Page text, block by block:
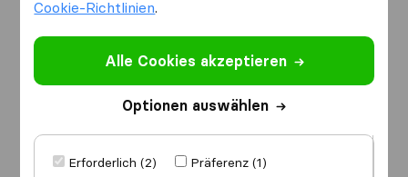
Cookie-Richtlinien.
Alle Cookies akzeptieren
Optionen auswählen
Erforderlich (2)
Präferenz (1)
Ich ziehevon
Ich ziehenach